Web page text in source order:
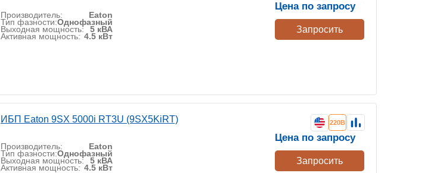
Производитель: Eaton
Тип фазности:Однофазный
Выходная мощность: 5 кВА
Активная мощность: 4.5 кВт
Цена по запросу
Запросить
ИБП Eaton 9SX 5000i RT3U (9SX5KiRT)
Производитель: Eaton
Тип фазности:Однофазный
Выходная мощность: 5 кВА
Активная мощность: 4.5 кВт
220В
Цена по запросу
Запросить